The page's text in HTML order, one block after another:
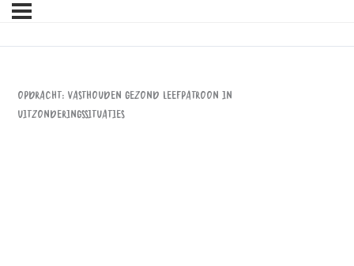
Opdracht: Vasthouden gezond leefpatroon in
uitzonderingssituaties